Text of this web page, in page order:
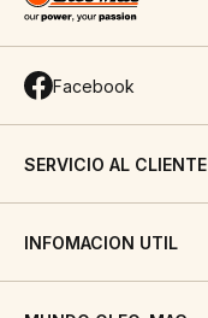
Facebook
SERVICIO AL CLIENTE
INFOMACION UTIL